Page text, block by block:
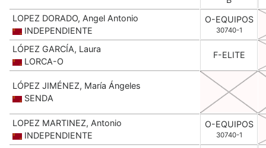
LOPEZ DORADO, Angel Antonio
INDEPENDIENTE
O-EQUIPOS
30740-1
LÓPEZ GARCÍA, Laura
LORCA-O
F-ELITE
LÓPEZ JIMÉNEZ, María Ángeles
SENDA
LOPEZ MARTINEZ, Antonio
INDEPENDIENTE
O-EQUIPOS
30740-1